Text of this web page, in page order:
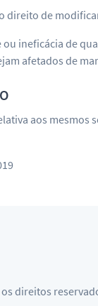
o direito de
ineficácia de
afetados de
aos mesmos
direitos